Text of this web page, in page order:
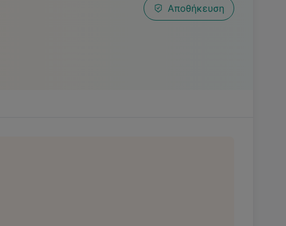
Αποθήκευση